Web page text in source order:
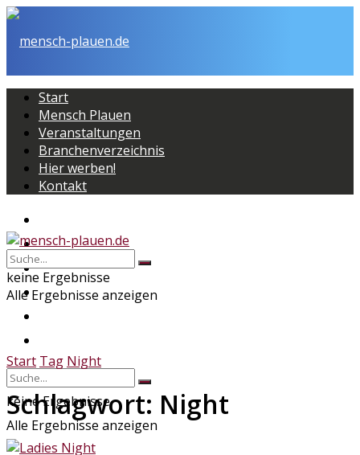
Start
Mensch Plauen
Veranstaltungen
Branchenverzeichnis
Hier werben!
Kontakt
Mensch Plauen
Veranstaltungen
Branchenverzeichnis
keine Ergebnisse
Alle Ergebnisse anzeigen
keine Ergebnisse
Alle Ergebnisse anzeigen
Start Tag Night
Schlagwort: Night